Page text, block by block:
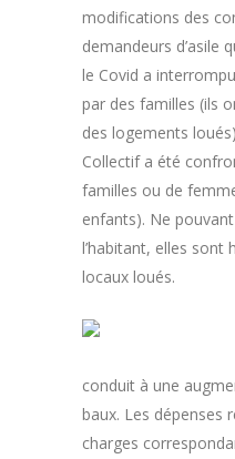
modifications des
demandeurs d’asile
le Covid a
par des familles (ils
des logements
Collectif a été
familles ou de
enfants). Ne
l’habitant, elles sont
locaux loués.
conduit à une
baux. Les dépenses
charges